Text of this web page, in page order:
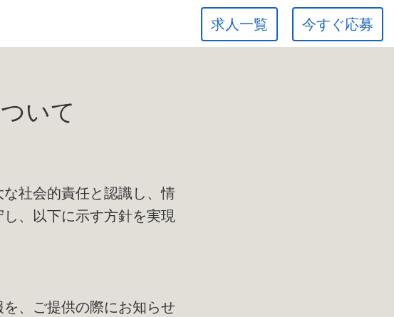
今すぐ応募
求人一覧
いて
社会的責任と認識し、情
、以下に示す方針を実現
、ご提供の際にお知らせ